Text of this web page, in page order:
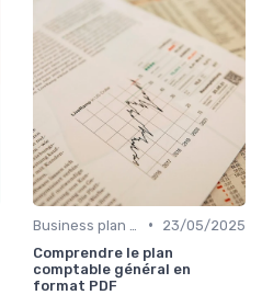
•
23/05/2025
Comprendre le plan
comptable général en
format PDF